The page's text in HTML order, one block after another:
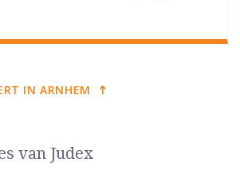
IN ARNHEM
van Judex